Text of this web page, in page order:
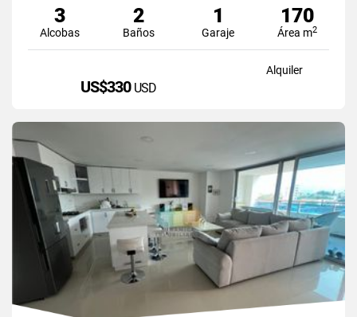
3
Alcobas
2
Baños
1
Garaje
170
Área m2
Alquiler
US$330 USD